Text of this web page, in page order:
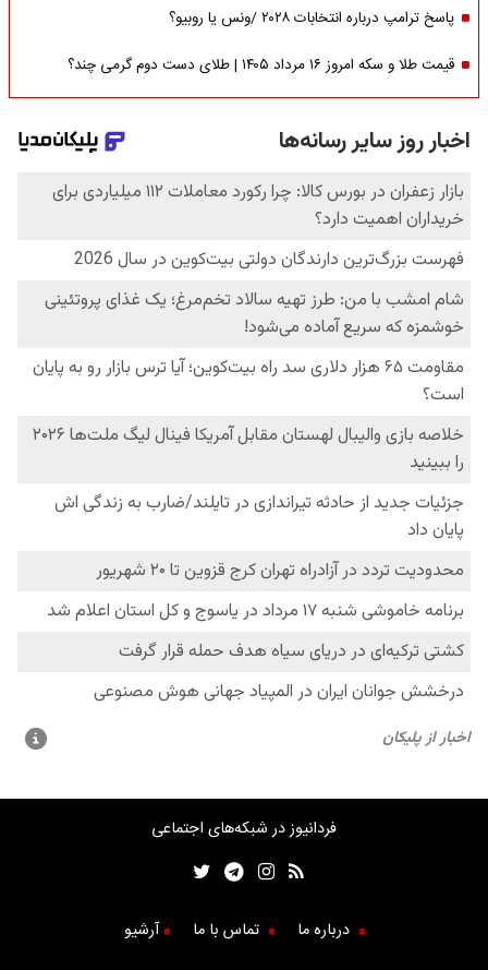
پاسخ ترامپ درباره انتخابات ۲۰۲۸ /ونس یا روبیو؟
قیمت طلا و سکه امروز ۱۶ مرداد ۱۴۰۵ | طلای دست دوم گرمی چند؟
فردانیوز در شبکه‌های اجتماعی
درباره ما تماس با ما آرشیو